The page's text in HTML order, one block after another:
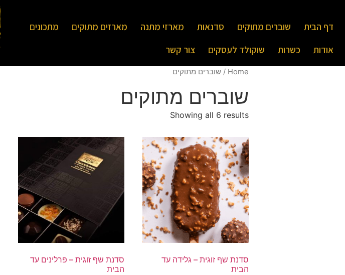
דף הבית שוברים מתוקים סדנאות מארזי מתנה מארזים מתוקים
מתכונים
אודות
כשרות שוקולד לעסקים צור קשר
Home / שוברים מתוקים
שוברים מתוקים
Showing all 6 results
סדנת שף זוגית – גלידה עד
הבית
סדנת שף זוגית – פרלינים עד
הבית